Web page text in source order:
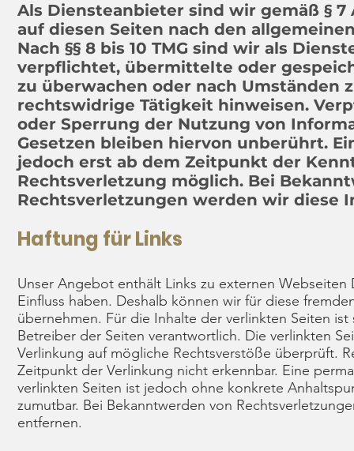
Haftung für Links
Als Diensteanbieter sind wir gemäß § 7
auf diesen Seiten nach den
Nach §§ 8 bis 10 TMG sind wir als
verpflichtet, übermittelte oder
zu überwachen oder nach Umständen
rechtswidrige Tätigkeit hinweisen.
oder Sperrung der Nutzung von
Gesetzen bleiben hiervon unberührt.
jedoch erst ab dem Zeitpunkt der
Rechtsverletzung möglich. Bei
Rechtsverletzungen werden wir diese
Unser Angebot enthält Links zu externen
Einfluss haben. Deshalb können wir für diese
übernehmen. Für die Inhalte der verlinkten Seiten
Betreiber der Seiten verantwortlich. Die verlinkten
Verlinkung auf mögliche Rechtsverstöße überprüft.
Zeitpunkt der Verlinkung nicht erkennbar. Eine
verlinkten Seiten ist jedoch ohne konkrete
zumutbar. Bei Bekanntwerden von
entfernen.